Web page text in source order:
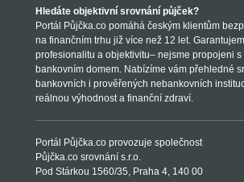
Hledáte objektivní srovnání půjček?
Portál Půjčka.co pomáhá českým klientům
na finančním trhu již více než 12 let.
profesionalitu a objektivitu– nejsme propojeni s
bankovním domem. Nabízíme vám přehledné
bankovních i prověřených nebankovních
reálnou výhodnost a finanční zdraví.
Portál Půjčka.co provozuje společnost
Půjčka.co srovnání s.r.o.
Pod Stárkou 1560/35, Praha 4, 140 00